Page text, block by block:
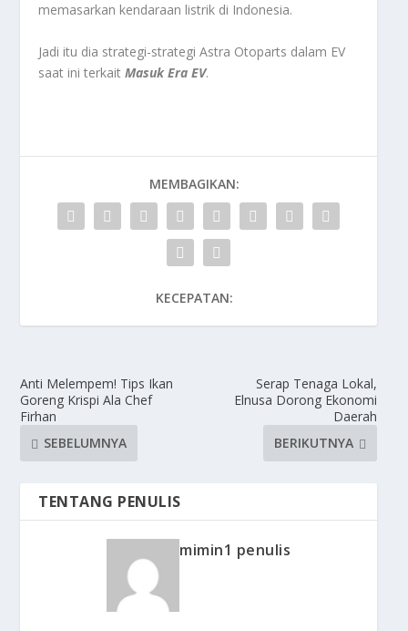
memasarkan kendaraan listrik di Indonesia.
Jadi itu dia strategi-strategi Astra Otoparts dalam EV
saat ini terkaitMasuk Era EV.
MEMBAGIKAN:
KECEPATAN:
Anti Melempem! Tips Ikan
Goreng Krispi Ala Chef
Firhan
SEBELUMNYA
Serap Tenaga Lokal,
Elnusa Dorong Ekonomi
Daerah
BERIKUTNYA
TENTANG PENULIS
mimin1 penulis